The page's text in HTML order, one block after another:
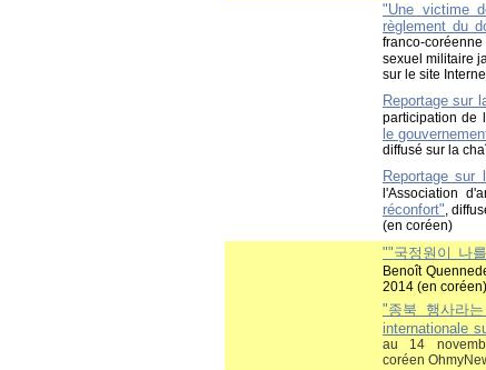
"Une victime
règlement du
franco-
sexuel militaire
sur le site
Reportage sur
participation de
le
diffusé sur la
Reportage sur
l'Association
réconfort" ,
(en coréen)
""국정원이 나
Benoît
2014 (en coréen)
"종북 행사라
internationale
au 14
coréen